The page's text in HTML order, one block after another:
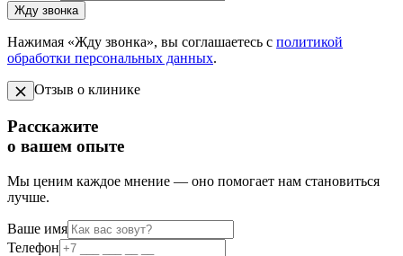
Жду звонка
Нажимая «Жду звонка», вы соглашаетесь с политикой
обработки персональных данных.
Отзыв о клинике
Расскажите
о вашем опыте
Мы ценим каждое мнение — оно помогает нам становиться
лучше.
Ваше имя
Телефон